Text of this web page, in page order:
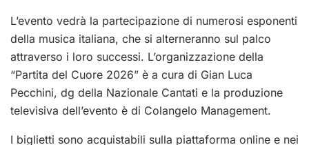
L’evento vedrà la partecipazione di numerosi esponenti
della musica italiana, che si alterneranno sul palco
attraverso i loro successi. L’organizzazione della
“Partita del Cuore 2026” è a cura di Gian Luca
Pecchini, dg della Nazionale Cantati e la produzione
televisiva dell’evento è di Colangelo Management.
I biglietti sono acquistabili sulla piattaforma online e nei